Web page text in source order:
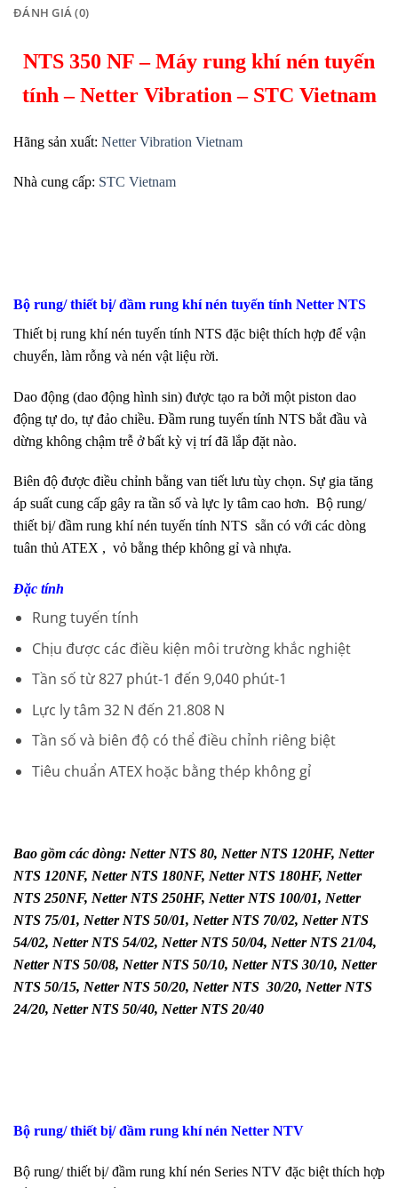
ĐÁNH GIÁ (0)
NTS 350 NF – Máy rung khí nén tuyến
tính – Netter Vibration – STC Vietnam
Hãng sản xuất: Netter Vibration Vietnam
Nhà cung cấp: STC Vietnam
Bộ rung/ thiết bị/ đầm rung khí nén tuyến tính Netter NTS
Thiết bị rung khí nén tuyến tính NTS đặc biệt thích hợp để vận
chuyển, làm rỗng và nén vật liệu rời.
Dao động (dao động hình sin) được tạo ra bởi một piston dao
động tự do, tự đảo chiều. Đầm rung tuyến tính NTS bắt đầu và
dừng không chậm trễ ở bất kỳ vị trí đã lắp đặt nào.
Biên độ được điều chỉnh bằng van tiết lưu tùy chọn. Sự gia tăng
áp suất cung cấp gây ra tần số và lực ly tâm cao hơn. Bộ rung/
thiết bị/ đầm rung khí nén tuyến tính NTS sẵn có với các dòng
tuân thủ ATEX , vỏ bằng thép không gỉ và nhựa.
Đặc tính
Rung tuyến tính
Chịu được các điều kiện môi trường khắc nghiệt
Tần số từ 827 phút-1 đến 9,040 phút-1
Lực ly tâm 32 N đến 21.808 N
Tần số và biên độ có thể điều chỉnh riêng biệt
Tiêu chuẩn ATEX hoặc bằng thép không gỉ
Bao gồm các dòng: Netter NTS 80, Netter NTS 120HF, Netter
NTS 120NF, Netter NTS 180NF, Netter NTS 180HF, Netter
NTS 250NF, Netter NTS 250HF, Netter NTS 100/01, Netter
NTS 75/01, Netter NTS 50/01, Netter NTS 70/02, Netter NTS
54/02, Netter NTS 54/02, Netter NTS 50/04, Netter NTS 21/04,
Netter NTS 50/08, Netter NTS 50/10, Netter NTS 30/10, Netter
NTS 50/15, Netter NTS 50/20, Netter NTS 30/20, Netter NTS
24/20, Netter NTS 50/40, Netter NTS 20/40
Bộ rung/ thiết bị/ đầm rung khí nén Netter NTV
Bộ rung/ thiết bị/ đầm rung khí nén Series NTV đặc biệt thích hợp